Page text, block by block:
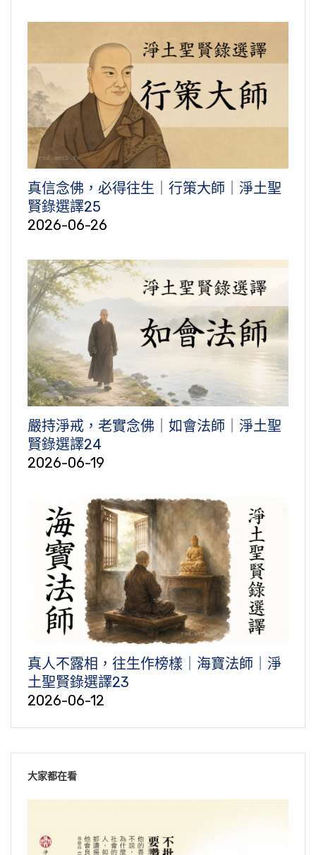
真信念佛，必得往生｜行策大師｜淨土聖
賢錄選譯25
2026-06-26
嚴持淨戒，老實念佛｜如會法師｜淨土聖
賢錄選譯24
2026-06-19
真人不露相，往生作榜樣｜海寶法師｜淨
土聖賢錄選譯23
2026-06-12
大家都在看